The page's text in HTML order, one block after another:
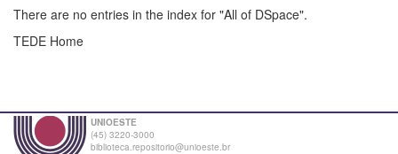
There are no entries in the index for "All of DSpace".
TEDE Home
UNIOESTE
(45) 3220-3000
biblioteca.repositorio@unioeste.br